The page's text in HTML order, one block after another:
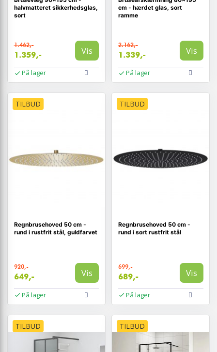
halvmatteret sikkerhedsglas,
sort
1.462,-
1.359,- Vis
På lager
cm - hærdet glas, sort
ramme
2.162,-
1.339,- Vis
På lager
TILBUD
Regnbrusehoved 50 cm -
rund i rustfrit stål, guldfarvet
920,-
649,- Vis
På lager
TILBUD
Regnbrusehoved 50 cm -
rund i sort rustfrit stål
699,-
689,- Vis
På lager
TILBUD TILBUD